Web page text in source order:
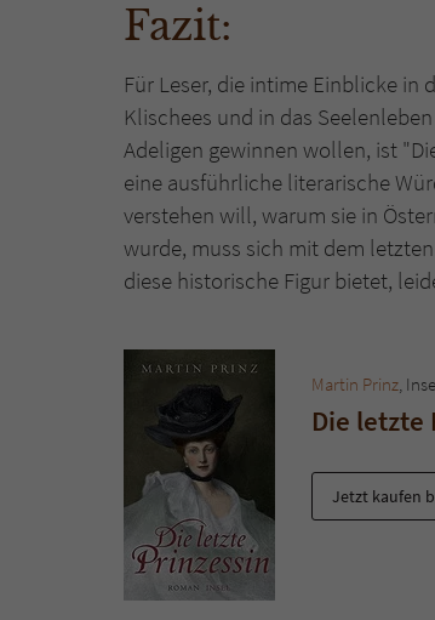
Fazit:
Für Leser, die intime Einblicke in
Klischees und in das
Adeligen gewinnen wollen, ist
eine ausführliche literarische
verstehen will, warum sie in
wurde, muss sich mit dem
diese historische Figur bietet,
Martin Prinz,
Die letzte
Jetzt kaufen